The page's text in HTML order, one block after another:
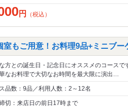
円 （税込）
もご用意！お料理9品+ミニブ
方との誕生日・記念日にオススメのコースで
なお料理で大切なお時間を最大限に演出…
品数：9品／利用人数：2～12名
切：来店日の前日17時まで